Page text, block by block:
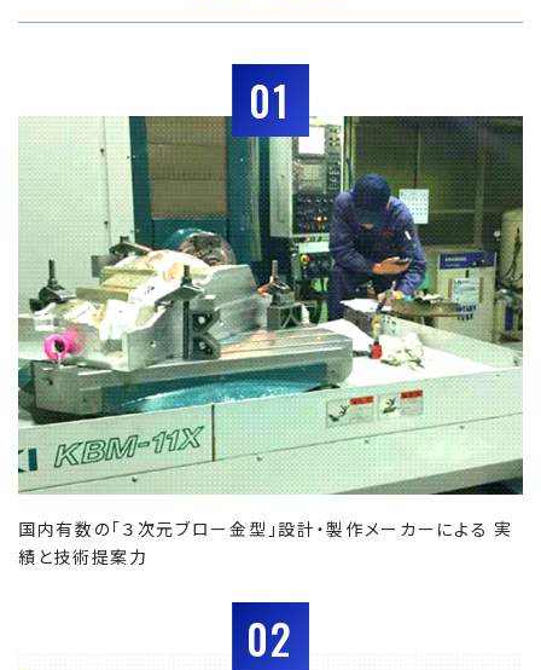
01
国内有数の「３次元ブロー金型」設計・製作メーカーによる 実
績と技術提案力
02